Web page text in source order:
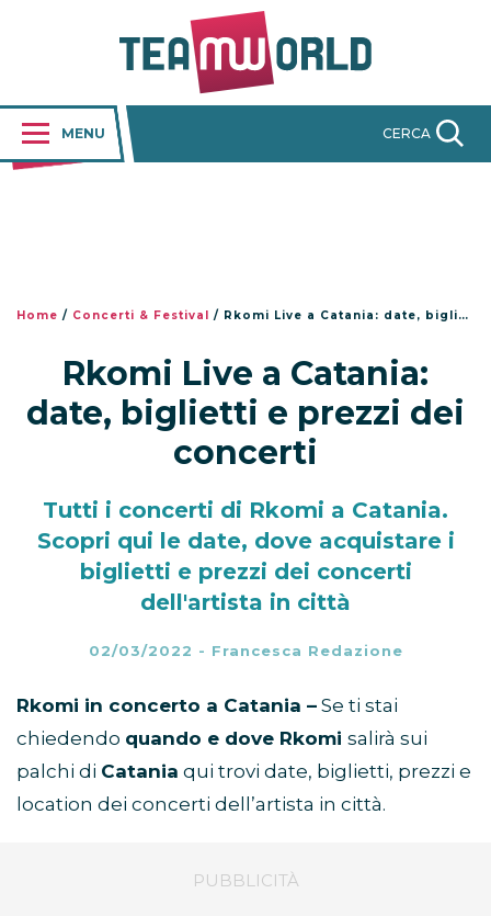
MENU CERCA
Home / Concerti & Festival / Rkomi Live a Catania: date, biglietti e prezzi dei concerti
Rkomi Live a Catania:
date, biglietti e prezzi dei
concerti
Tutti i concerti di Rkomi a Catania.
Scopri qui le date, dove acquistare i
biglietti e prezzi dei concerti
dell'artista in città
02/03/2022 - Francesca Redazione
Rkomi in concerto a Catania – Se ti stai
chiedendo quando e dove Rkomi salirà sui
palchi di Catania qui trovi date, biglietti, prezzi e
location dei concerti dell’artista in città.